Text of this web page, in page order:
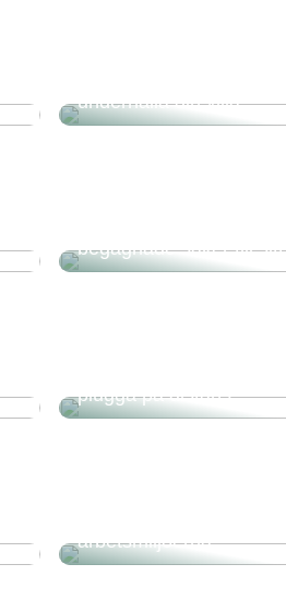
underhålla din villa
begagnade saker till
plugga på distans
arbetsmiljöerna